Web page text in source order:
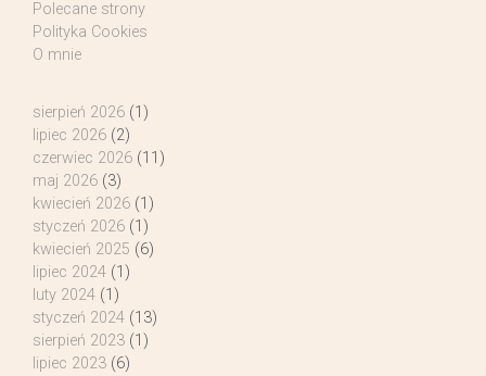
Polecane strony
Polityka Cookies
O mnie
sierpień 2026 (1)
lipiec 2026 (2)
czerwiec 2026 (11)
maj 2026 (3)
kwiecień 2026 (1)
styczeń 2026 (1)
kwiecień 2025 (6)
lipiec 2024 (1)
luty 2024 (1)
styczeń 2024 (13)
sierpień 2023 (1)
lipiec 2023 (6)